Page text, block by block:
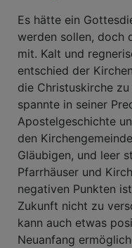
Es hätte ein
werden sollen, doch
mit. Kalt und
entschied der
die Christuskirche
spannte in seiner
Apostelgeschichte
den
Gläubigen, und leer
Pfarrhäuser und
negativen Punkten
Zukunft nicht zu
kann auch etwas
Neuanfang